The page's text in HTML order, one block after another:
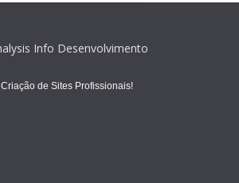
Criação de Sites Profissionais!